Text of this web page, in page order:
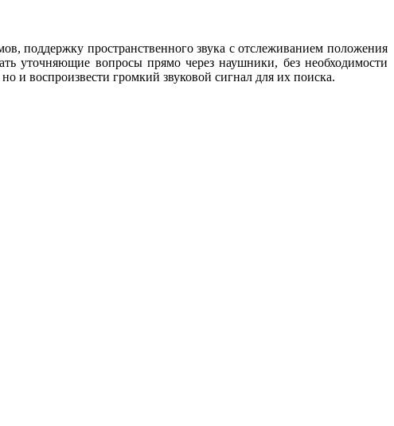
поддержку пространственного звука с отслеживанием положения
уточняющие вопросы прямо через наушники, без необходимости
и воспроизвести громкий звуковой сигнал для их поиска.